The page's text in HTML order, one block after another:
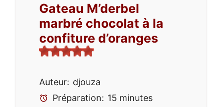
Gateau M’derbel
marbré chocolat à la
confiture d’oranges
Auteur: djouza
Préparation: 15 minutes